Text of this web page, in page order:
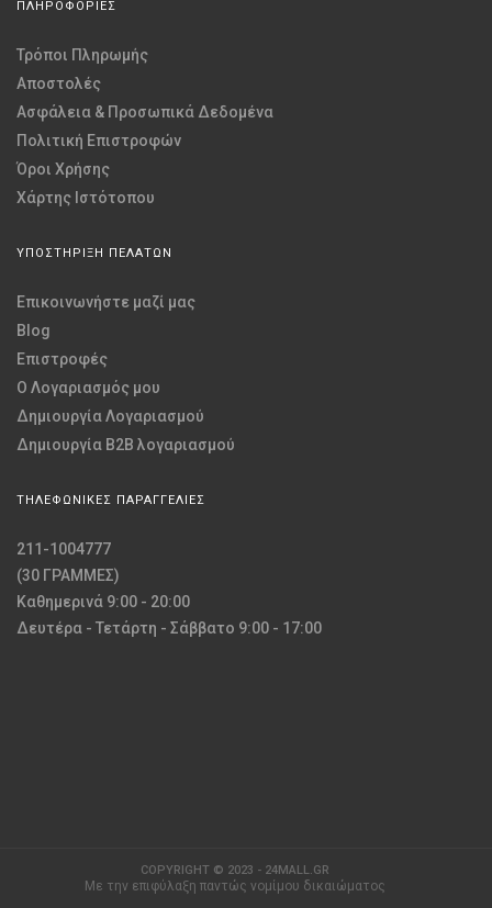
ΠΛΗΡΟΦΟΡΙΕΣ
Τρόποι Πληρωμής
Αποστολές
Ασφάλεια & Προσωπικά Δεδομένα
Πολιτική Επιστροφών
Όροι Χρήσης
Χάρτης Ιστότοπου
ΥΠΟΣΤΗΡΙΞΗ ΠΕΛΑΤΩΝ
Επικοινωνήστε μαζί μας
Blog
Επιστροφές
O Λογαριασμός μου
Δημιουργία Λογαριασμού
Δημιουργία B2B λογαριασμού
ΤΗΛΕΦΩΝΙΚΕΣ ΠΑΡΑΓΓΕΛΙΕΣ
211-1004777
(30 ΓΡΑΜΜΕΣ)
Καθημερινά 9:00 - 20:00
Δευτέρα - Τετάρτη - Σάββατο 9:00 - 17:00
COPYRIGHT © 2023 - 24MALL.GR
Με την επιφύλαξη παντώς νομίμου δικαιώματος